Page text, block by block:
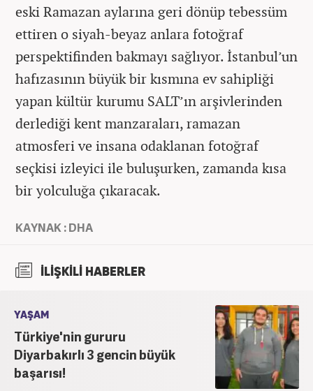
eski Ramazan aylarına geri dönüp tebessüm
ettiren o siyah-beyaz anlara fotoğraf
perspektifinden bakmayı sağlıyor. İstanbul’un
hafızasının büyük bir kısmına ev sahipliği
yapan kültür kurumu SALT’ın arşivlerinden
derlediği kent manzaraları, ramazan
atmosferi ve insana odaklanan fotoğraf
seçkisi izleyici ile buluşurken, zamanda kısa
bir yolculuğa çıkaracak.
KAYNAK : DHA
İLİŞKİLİ HABERLER
YAŞAM
Türkiye'nin gururu
Diyarbakırlı 3 gencin büyük
başarısı!